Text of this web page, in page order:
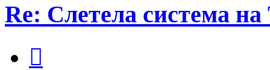
Re: Слетела система